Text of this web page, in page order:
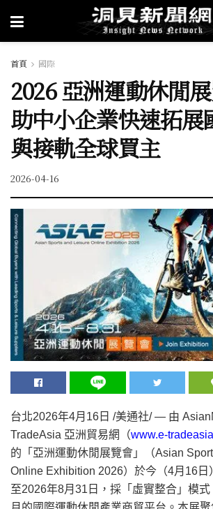
首頁 國際
2026 亞洲運動休閒
助中小企業快速拓展
與接軌全球買主
2026-04-16
台北2026年4月16日 /美通社/ — 由
TradeAsia 亞洲貿易網（www.e-
的「亞洲運動休閒展覽會」（Asian
Online Exhibition 2026）於今（4月16日
至2026年8月31日，採「虛實整合」模